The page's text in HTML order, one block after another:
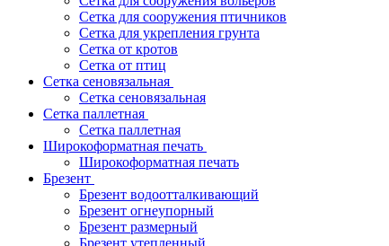
Сетка для сооружения птичников
Сетка для укрепления грунта
Сетка от кротов
Сетка от птиц
Сетка сеновязальная
Сетка сеновязальная
Сетка паллетная
Сетка паллетная
Широкоформатная печать
Широкоформатная печать
Брезент
Брезент водоотталкивающий
Брезент огнеупорный
Брезент размерный
Брезент утепленный